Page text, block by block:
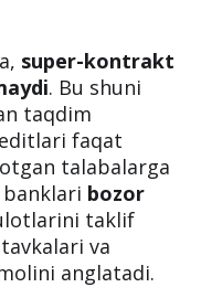
super-kontrakt
. Bu shuni
taqdim
faqat
talabalarga
banklaribozor